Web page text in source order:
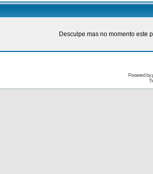
Desculpe mas no momento este
Powered by